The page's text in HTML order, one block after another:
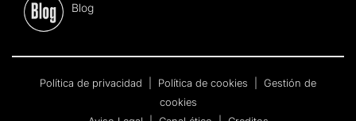
Blog
Política de privacidad Política de cookies
Gestión de
cookies